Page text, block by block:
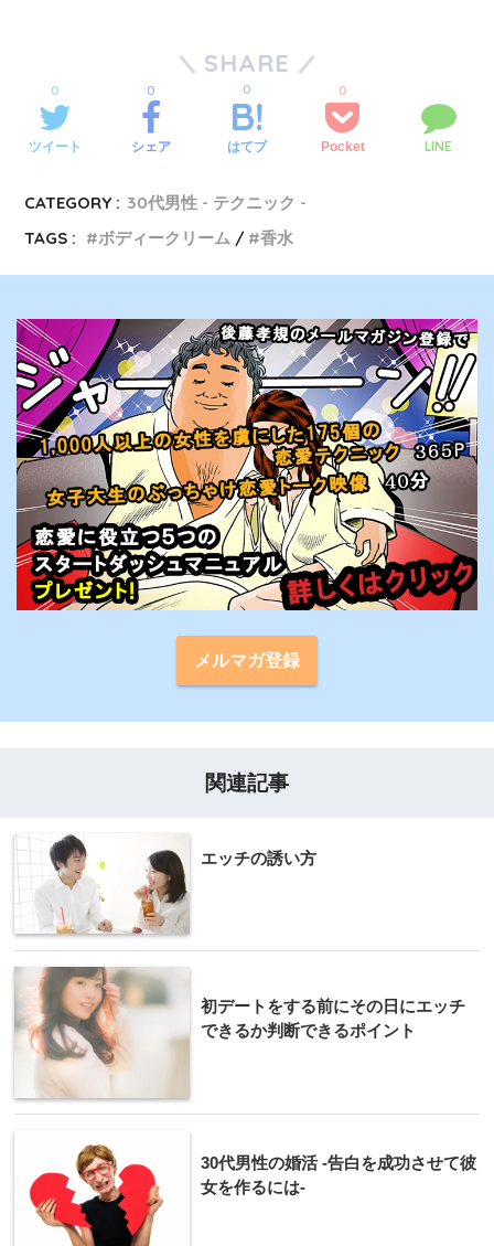
SHARE
ツイート
0
シェア
0
はてブ
0
Pocket
0
LINE
CATEGORY : 30代男性 - テクニック -
TAGS :
ボディークリーム 香水
メルマガ登録
関連記事
エッチの誘い方
初デートをする前にその日にエッチ
できるか判断できるポイント
30代男性の婚活 -告白を成功させて彼
女を作るには-